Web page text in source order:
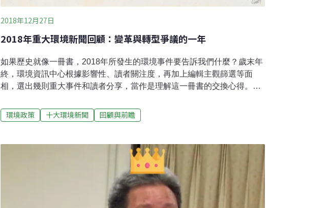
2018年12月27日
2018年重大環境新聞回顧：變革與轉型爭議的一年
如果歷史就像一冊書，2018年所發生的環境事件要告訴我們什麼？歲末年
終，環境資訊中心根據影響性、讀者關注度，再加上編輯主觀篩選等面
相，選出幾則重大事件和讀者分享，當作是理解這一冊書的交換心得。環
顧整批攤開來看，今年最特別的是，許多大事都和改革、轉型有關；特別
是深澳電廠、蓋在藻礁上的天然氣接收站、續用核電公投、以及法國的黃
用禁一次性塑膠吸管等，也都遭到一些反彈的聲音。事實上，改革勢必伴
隨著代價，修法或立法確立改革措施只是第一步，後續還會被進一步追問
的是，這樣的代價是誰來承擔？又該如何分配？今年底聯合國選在波蘭煤
炭重鎮進行COP24氣候談判，有刻意讓「公正轉型」議題浮上檯面的深
意。同樣地，對照到國內，種種爭議告訴我們，在改善環境的路上，如何
環境政策 十大環境新聞 回顧與前瞻